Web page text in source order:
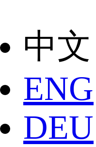
中文
ENG
DEU